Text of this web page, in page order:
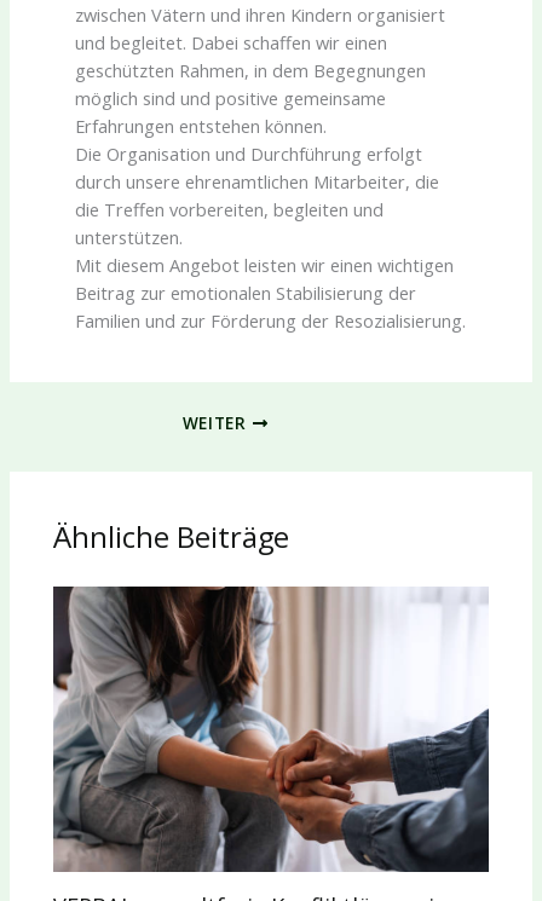
zwischen Vätern und ihren Kindern organisiert
und begleitet. Dabei schaffen wir einen
geschützten Rahmen, in dem Begegnungen
möglich sind und positive gemeinsame
Erfahrungen entstehen können.
Die Organisation und Durchführung erfolgt
durch unsere ehrenamtlichen Mitarbeiter, die
die Treffen vorbereiten, begleiten und
unterstützen.
Mit diesem Angebot leisten wir einen wichtigen
Beitrag zur emotionalen Stabilisierung der
Familien und zur Förderung der Resozialisierung.
WEITER
Ähnliche Beiträge